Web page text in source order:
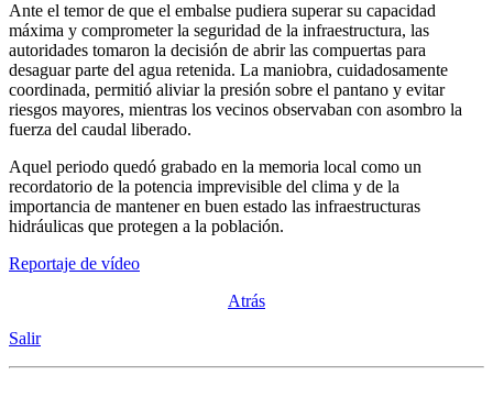
Ante el temor de que el embalse pudiera superar su capacidad
máxima y comprometer la seguridad de la infraestructura, las
autoridades tomaron la decisión de abrir las compuertas para
desaguar parte del agua retenida. La maniobra, cuidadosamente
coordinada, permitió aliviar la presión sobre el pantano y evitar
riesgos mayores, mientras los vecinos observaban con asombro la
fuerza del caudal liberado.
Aquel periodo quedó grabado en la memoria local como un
recordatorio de la potencia imprevisible del clima y de la
importancia de mantener en buen estado las infraestructuras
hidráulicas que protegen a la población.
Reportaje de vídeo
Atrás
Salir